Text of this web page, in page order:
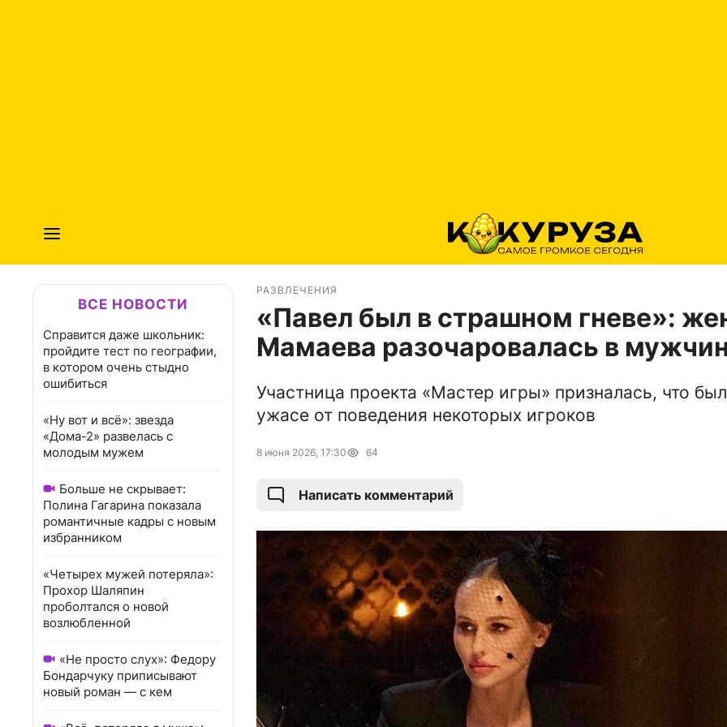
ВСЕ НОВОСТИ
Справится даже школьник:
пройдите тест по географии,
в котором очень стыдно
ошибиться
«Ну вот и всё»: звезда
«Дома-2» развелась с
молодым мужем
Больше не скрывает:
Полина Гагарина показала
романтичные кадры с новым
избранником
«Четырех мужей потеряла»:
Прохор Шаляпин
проболтался о новой
возлюбленной
«Не просто слух»: Федору
Бондарчуку приписывают
новый роман — с кем
РАЗВЛЕЧЕНИЯ
«Павел был в страшном гневе»:
Мамаева разочаровалась в
Участница проекта «Мастер игры» призналась, что
ужасе от поведения некоторых игроков
8 июня 2026, 17:30 64
Написать комментарий